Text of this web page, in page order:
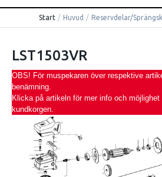
Start / Huvud / Reservdelar/
LST1503VR
OBS! För muspekaren över respektive
benämning.
Klicka på artikeln för mer info och möjlighet
kundkorgen.